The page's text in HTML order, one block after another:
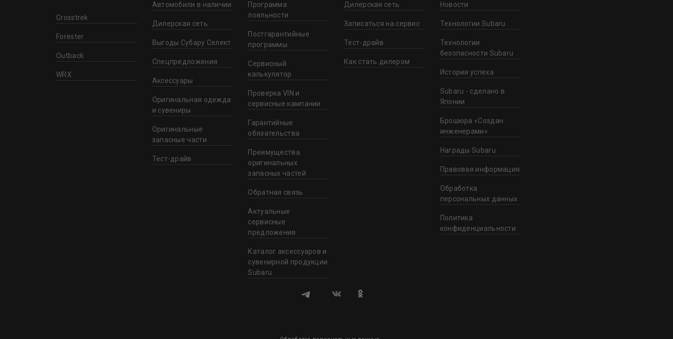
Crosstrek
Forester
Outback
WRX
Автомобили в наличии
Дилерская сеть
Выгоды Субару Селект
Спецпредложения
Аксессуары
Оригинальная одежда
и сувениры
Оригинальные
запасные части
Тест-драйв
Программа
лояльности
Постгарантийные
программы
Сервисный
калькулятор
Проверка VIN и
сервисные кампании
Гарантийные
обязательства
Преимущества
оригинальных
запасных частей
Обратная связь
Актуальные
сервисные
предложения
Каталог аксессуаров и
сувенирной продукции
Subaru
Дилерская сеть
Записаться на сервис
Тест-драйв
Как стать дилером
Новости
Технологии Subaru
Технологии
безопасности Subaru
История успеха
Subaru - сделано в
Японии
Брошюра «Создан
инженерами»
Награды Subaru
Правовая информация
Обработка
персональных данных
Политика
конфиденциальности